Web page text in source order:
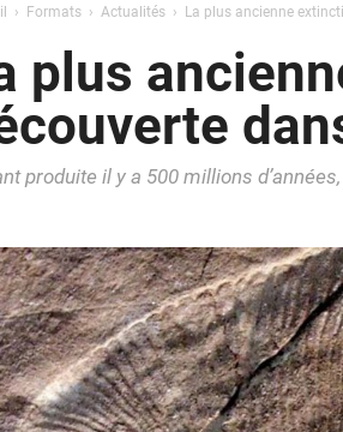
Formats Actualités La plus ancienne
plus
produite il y a 500 millions